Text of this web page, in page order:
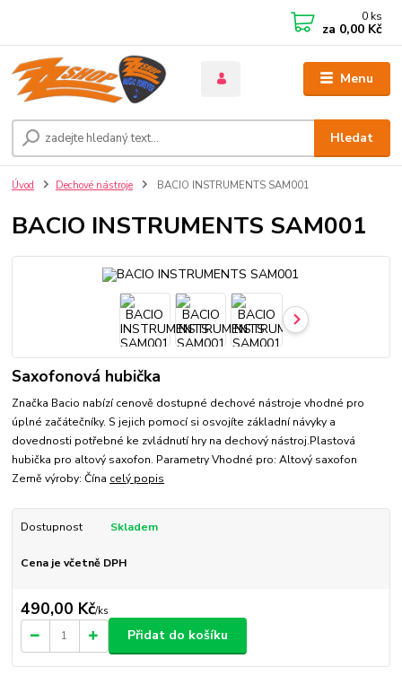
Menu
Hledat
0 ks
za 0,00 Kč
Úvod Dechové nástroje BACIO INSTRUMENTS SAM001
BACIO INSTRUMENTS SAM001
Saxofonová hubička
Značka Bacio nabízí cenově dostupné dechové nástroje vhodné pro
úplné začátečníky. S jejich pomocí si osvojíte základní návyky a
dovednosti potřebné ke zvládnutí hry na dechový nástroj.Plastová
hubička pro altový saxofon. Parametry Vhodné pro: Altový saxofon
Země výroby: Čína celý popis
Dostupnost Skladem
Cena je včetně DPH
490,00 Kč/ks
Přidat do košíku